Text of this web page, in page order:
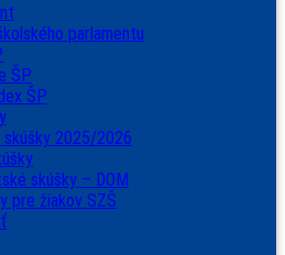
parlamentu
ŠP
ŠP
2025/2026
skúšky – DOM
pre žiakov SZŠ